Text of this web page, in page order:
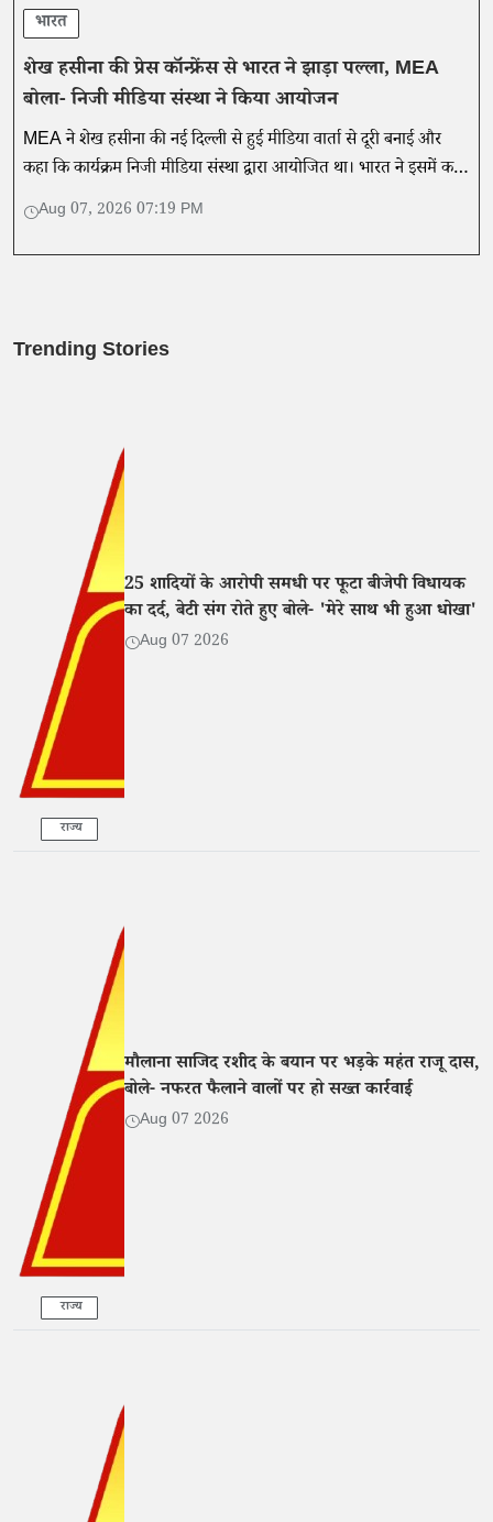
भारत
शेख हसीना की प्रेस कॉन्फ्रेंस से भारत ने झाड़ा पल्ला, MEA
बोला- निजी मीडिया संस्था ने किया आयोजन
MEA ने शेख हसीना की नई दिल्ली से हुई मीडिया वार्ता से दूरी बनाई और
कहा कि कार्यक्रम निजी मीडिया संस्था द्वारा आयोजित था। भारत ने इसमें कही
गई बातों का समर्थन नहीं किया।
Aug 07, 2026 07:19 PM
Trending Stories
राज्य
25 शादियों के आरोपी समधी पर फूटा बीजेपी विधायक
का दर्द, बेटी संग रोते हुए बोले- 'मेरे साथ भी हुआ धोखा'
Aug 07 2026
राज्य
मौलाना साजिद रशीद के बयान पर भड़के महंत राजू दास,
बोले- नफरत फैलाने वालों पर हो सख्त कार्रवाई
Aug 07 2026